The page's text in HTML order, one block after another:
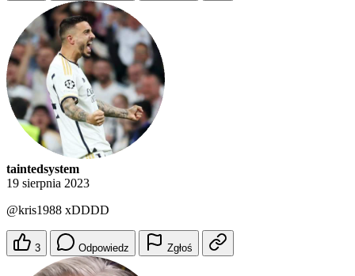
taintedsystem
19 sierpnia 2023
@kris1988 xDDDD
3 Odpowiedz Zgłoś